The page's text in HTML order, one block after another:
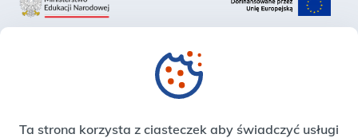
Ta strona korzysta z ciasteczek aby świadczyć usługi
Zadania
Zintegrowana Platforma Edukacyjna